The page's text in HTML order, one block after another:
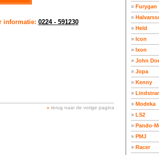
» Furygan
»
» Held
» Icon
» Ixon
» John
» Jopa
» Kenny
»
» Modeka
» LS2
» Pando-
» PMJ
» Racer
informatie: 0224 - 591230
« terug naar de vorige pagina